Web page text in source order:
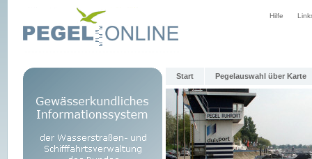
Hilfe
Start Pegelauswahl über Karte